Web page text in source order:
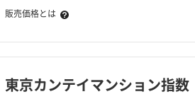
販売価格とは
東京カンテイマンション指数